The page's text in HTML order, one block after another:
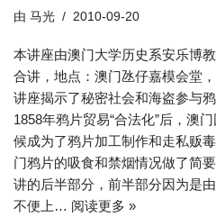
由 马光 2010-09-20
本讲座由澳门大学历史系安乐博
合讲，地点：澳门氹仔嘉模会堂
讲座揭示了秘密社会和海盗参与
1858年鸦片贸易“合法化”后，澳
候成为了鸦片加工制作和走私贩
门鸦片的吸食和禁烟情况做了简
讲的后半部分，前半部分因为是
不便上… 阅读更多 »